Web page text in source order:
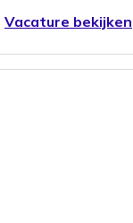
Vacature bekijken